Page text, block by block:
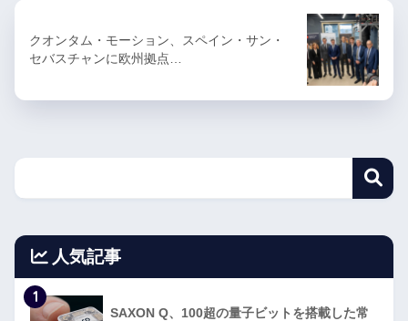
クオンタム・モーション、スペイン・サン・
セバスチャンに欧州拠点…
人気記事
1
SAXON Q、100超の量子ビットを搭載した常